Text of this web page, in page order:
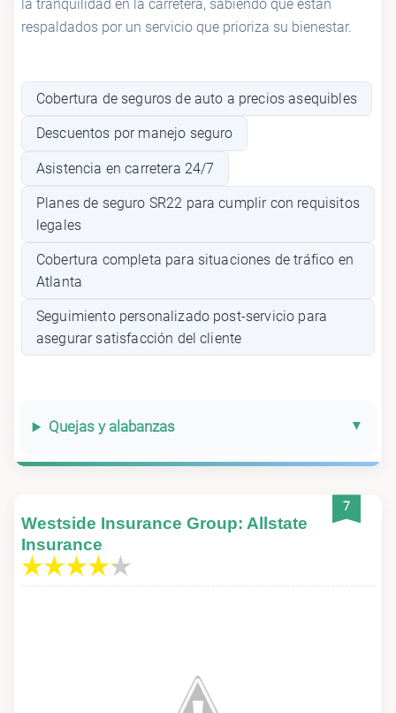
la tranquilidad en la carretera, sabiendo que están
respaldados por un servicio que prioriza su bienestar.
Cobertura de seguros de auto a precios asequibles
Descuentos por manejo seguro
Asistencia en carretera 24/7
Planes de seguro SR22 para cumplir con requisitos
legales
Cobertura completa para situaciones de tráfico en
Atlanta
Seguimiento personalizado post-servicio para
asegurar satisfacción del cliente
Quejas y alabanzas
7
Westside Insurance Group: Allstate
Insurance